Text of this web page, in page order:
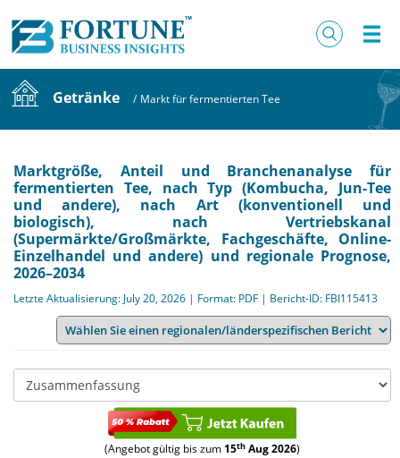
Getränke / Markt für fermentierten Tee
Marktgröße, Anteil und Branchenanalyse für
fermentierten Tee, nach Typ (Kombucha, Jun-Tee
und andere), nach Art (konventionell und
biologisch), nach Vertriebskanal
(Supermärkte/Großmärkte, Fachgeschäfte, Online-
Einzelhandel und andere) und regionale Prognose,
2026–2034
Letzte Aktualisierung: July 20, 2026 | Format: PDF | Bericht-ID: FBI115413
(Angebot gültig bis zum 15th Aug 2026)